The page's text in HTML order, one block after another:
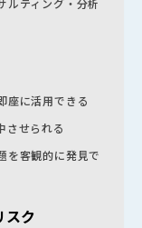
座に活用できる
させられる
を客観的に発見で
スク